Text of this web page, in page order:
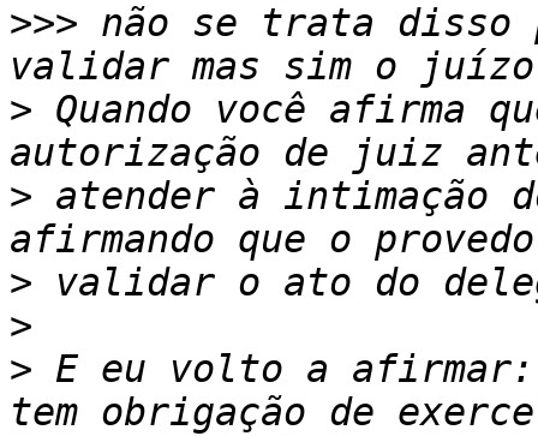
>>> não se trata disso
> Quando você afirma
> atender à intimação
>
>
> E eu volto a afirmar: